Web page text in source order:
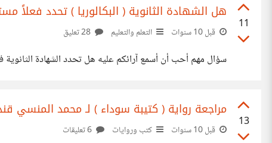
11
هل الشهادة الثانوية ( البكالوريا ) تحدد فعلاً
قبل 10 سنوات التعلم والتعليم
سؤال مهم أحب أن أسمع آرائكم عليه هل تحدد الشهادة
13
مراجعة رواية ( كتيبة سوداء ) لـ محمد المنسي
قبل 10 سنوات كتب وروايات